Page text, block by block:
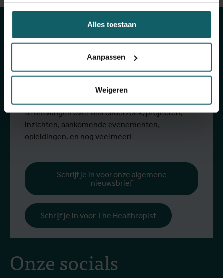
Alles toestaan
Aanpassen
Weigeren
Onze socials
van onze
activiteiten
Schrijf je in voor onze algemene nieuwsbrief en
The Healthropist, onze nieuwsbrief
te ontvangen over ons onderzoek, projecten,
inzichten, aankomende evenementen,
opleidingen, en nog veel meer!
Schrijf je in voor onze algemene
nieuwsbrief
Schrijf je in voor The Healthropist